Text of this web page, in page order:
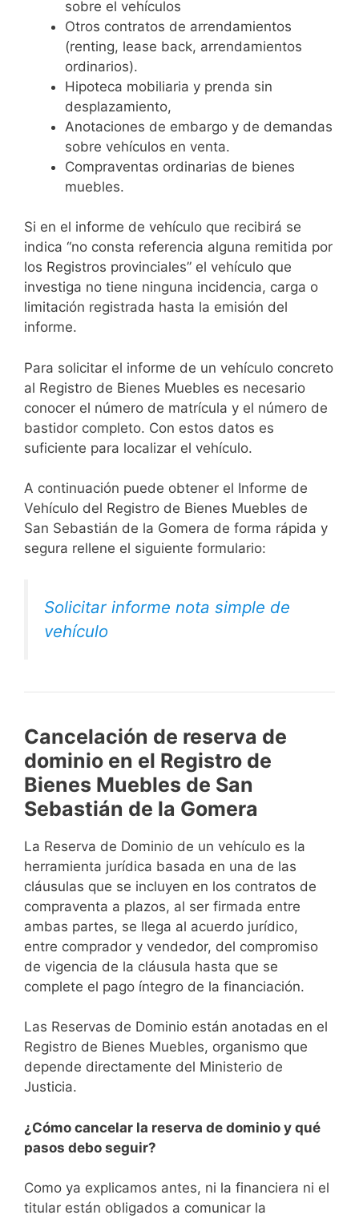
sobre el vehículos
Otros contratos de arrendamientos
(renting, lease back, arrendamientos
ordinarios).
Hipoteca mobiliaria y prenda sin
desplazamiento,
Anotaciones de embargo y de demandas
sobre vehículos en venta.
Compraventas ordinarias de bienes
muebles.
Si en el informe de vehículo que recibirá se
indica “no consta referencia alguna remitida por
los Registros provinciales” el vehículo que
investiga no tiene ninguna incidencia, carga o
limitación registrada hasta la emisión del
informe.
Para solicitar el informe de un vehículo concreto
al Registro de Bienes Muebles es necesario
conocer el número de matrícula y el número de
bastidor completo. Con estos datos es
suficiente para localizar el vehículo.
A continuación puede obtener el Informe de
Vehículo del Registro de Bienes Muebles de
San Sebastián de la Gomera de forma rápida y
segura rellene el siguiente formulario:
Solicitar informe nota simple de
vehículo
Cancelación de reserva de
dominio en el Registro de
Bienes Muebles de San
Sebastián de la Gomera
La Reserva de Dominio de un vehículo es la
herramienta jurídica basada en una de las
cláusulas que se incluyen en los contratos de
compraventa a plazos, al ser firmada entre
ambas partes, se llega al acuerdo jurídico,
entre comprador y vendedor, del compromiso
de vigencia de la cláusula hasta que se
complete el pago íntegro de la financiación.
Las Reservas de Dominio están anotadas en el
Registro de Bienes Muebles, organismo que
depende directamente del Ministerio de
Justicia.
¿Cómo cancelar la reserva de dominio y qué
pasos debo seguir?
Como ya explicamos antes, ni la financiera ni el
titular están obligados a comunicar la